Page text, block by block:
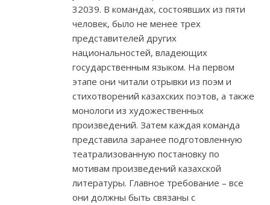
32039. В командах, состоявших из пяти
человек, было не менее трех
представителей других
национальностей, владеющих
государственным языком. На первом
этапе они читали отрывки из поэм и
стихотворений казахских поэтов, а также
монологи из художественных
произведений. Затем каждая команда
представила заранее подготовленную
театрализованную постановку по
мотивам произведений казахской
литературы. Главное требование – все
они должны быть связаны с